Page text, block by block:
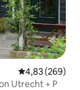
4,83 (269)
Utrecht + P